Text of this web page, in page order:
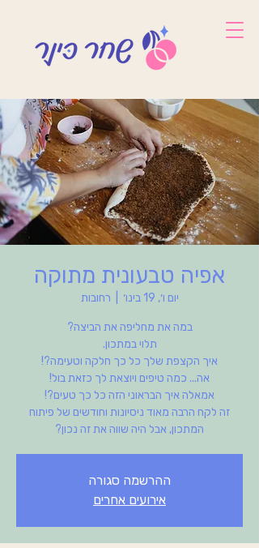
אפיה טבעונית מתוקה
יום ו׳, 19 בינו׳ רחובות
זה לקח הרבה מאוד ניסיונות וחודשים של פיתוח
המתכון, אבל היה שווה את זה נכון?
ההרשמה סגורה
אירועים אחרים